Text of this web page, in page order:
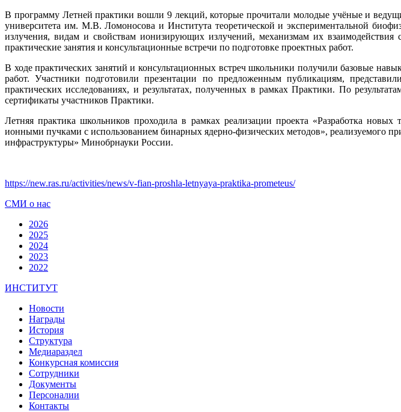
В программу Летней практики вошли 9 лекций, которые прочитали молодые учёные и
университета им. М.В. Ломоносова и Института теоретической и экспериментальной
излучения, видам и свойствам ионизирующих излучений, механизмам их
практические занятия и консультационные встречи по подготовке проектных работ.
В ходе практических занятий и консультационных встреч школьники получили базовые
работ. Участники подготовили презентации по предложенным публикациям,
практических исследованиях, и результатах, полученных в рамках Практики. По
сертификаты участников Практики.
Летняя практика школьников проходила в рамках реализации проекта «Разработка
ионными пучками с использованием бинарных ядерно-физических методов», реализуемого
инфраструктуры» Минобрнауки России.
https://new.ras.ru/activities/news/v-fian-proshla-letnyaya-praktika-prometeus/
СМИ о нас
2026
2025
2024
2023
2022
ИНСТИТУТ
Новости
Награды
История
Структура
Медиараздел
Конкурсная комиссия
Сотрудники
Документы
Персоналии
Контакты